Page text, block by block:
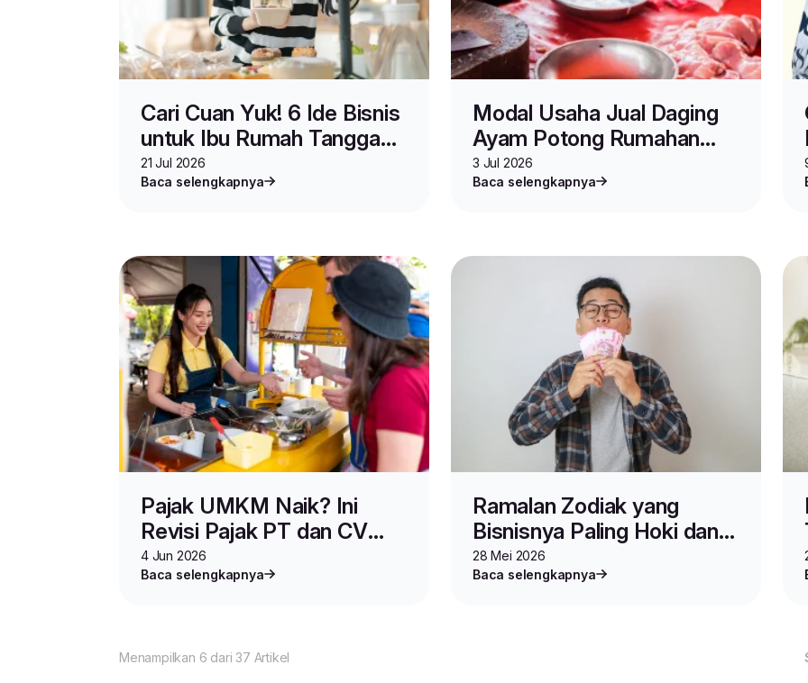
Cari Cuan Yuk! 6 Ide Bisnis
untuk Ibu Rumah Tangga
yang Mudah Dimulai
21 Jul 2026
Baca selengkapnya
Modal Usaha Jual Daging
Ayam Potong Rumahan
bagi Pemula
3 Jul 2026
Baca selengkapnya
Pajak UMKM Naik? Ini
Revisi Pajak PT dan CV
Terbaru
4 Jun 2026
Baca selengkapnya
Ramalan Zodiak yang
Bisnisnya Paling Hoki dan
Cuan di 2026
28 Mei 2026
Baca selengkapnya
Menampilkan 6 dari 37 Artikel